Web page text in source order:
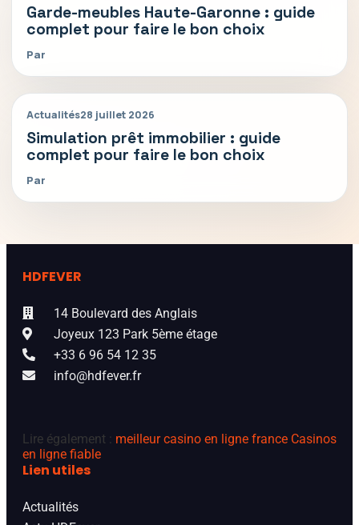
Garde-meubles Haute-Garonne : guide
complet pour faire le bon choix
Par
Actualités28 juillet 2026
Simulation prêt immobilier : guide
complet pour faire le bon choix
Par
HDFEVER
14 Boulevard des Anglais
Joyeux 123 Park 5ème étage
+33 6 96 54 12 35
info@hdfever.fr
Lire également : meilleur casino en ligne france Casinos
en ligne fiable
Lien utiles
Actualités